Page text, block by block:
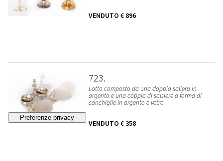
VENDUTO € 896
723
Lotto composto da una doppia saliera in
argento e una coppia di salsiere a forma di
conchiglie in argento e vetro
VENDUTO € 358